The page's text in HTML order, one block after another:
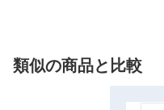
類似の商品と比較